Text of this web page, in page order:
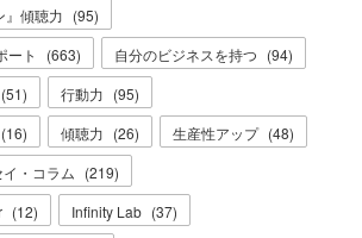
』傾聴力 (95)
ート
(663) 自分のビジネスを持つ (94)
(51) 行動力 (95)
(16) 傾聴力 (26) 生産性アップ (48)
・コラム (219)
(12) Infinity Lab (37)